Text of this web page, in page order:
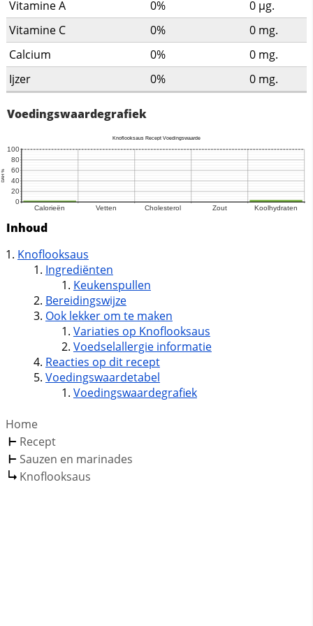
Vitamine A 0% 0 µg.
Vitamine C
0% 0 mg.
Calcium
0% 0 mg.
Ijzer
0% 0 mg.
Voedingswaardegrafiek
Inhoud
Knoflooksaus
Ingrediënten
Keukenspullen
Bereidingswijze
Ook lekker om te maken
Variaties op Knoflooksaus
Voedselallergie informatie
Reacties op dit recept
Voedingswaardetabel
Voedingswaardegrafiek
Home
Recept
Sauzen en marinades
Knoflooksaus